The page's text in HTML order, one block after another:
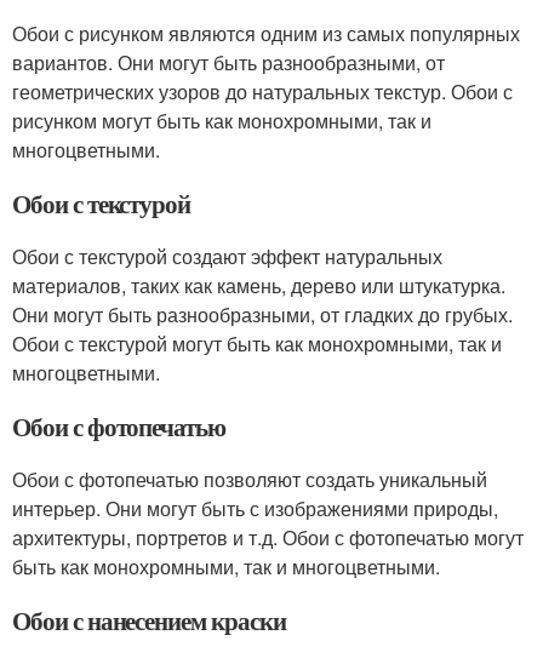
Обои с рисунком являются одним из самых популярных
вариантов. Они могут быть разнообразными, от
геометрических узоров до натуральных текстур. Обои с
рисунком могут быть как монохромными, так и
многоцветными.
Обои с текстурой
Обои с текстурой создают эффект натуральных
материалов, таких как камень, дерево или штукатурка.
Они могут быть разнообразными, от гладких до грубых.
Обои с текстурой могут быть как монохромными, так и
многоцветными.
Обои с фотопечатью
Обои с фотопечатью позволяют создать уникальный
интерьер. Они могут быть с изображениями природы,
архитектуры, портретов и т.д. Обои с фотопечатью могут
быть как монохромными, так и многоцветными.
Обои с нанесением краски